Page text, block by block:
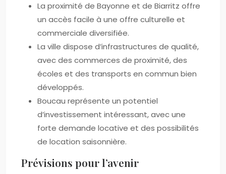
La proximité de Bayonne et de Biarritz offre
un accès facile à une offre culturelle et
commerciale diversifiée.
La ville dispose d’infrastructures de qualité,
avec des commerces de proximité, des
écoles et des transports en commun bien
développés.
Boucau représente un potentiel
d’investissement intéressant, avec une
forte demande locative et des possibilités
de location saisonnière.
Prévisions pour l’avenir